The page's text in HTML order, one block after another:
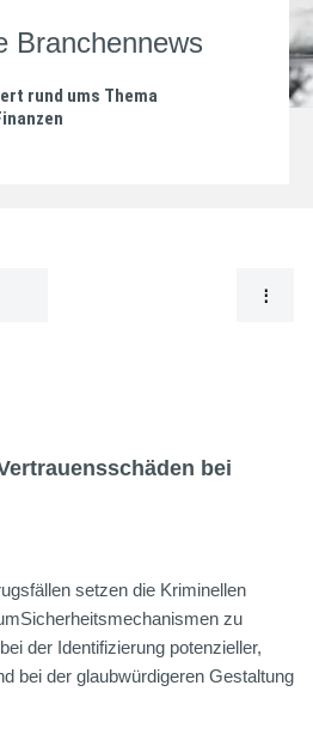
Branchennews
rund ums Thema
bei
setzen die Kriminellen
zu
der Identifizierung potenzieller,
bei der glaubwürdigeren Gestaltung